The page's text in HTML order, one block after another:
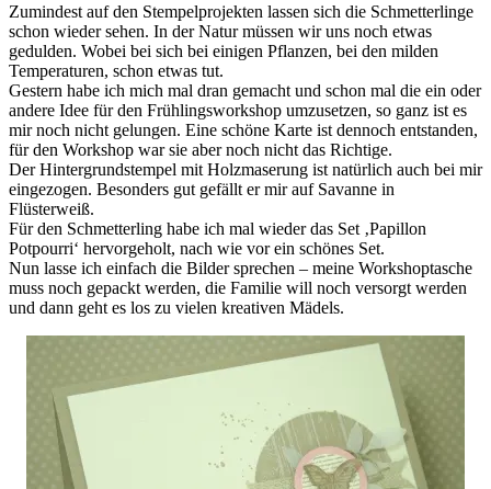
Zumindest auf den Stempelprojekten lassen sich die Schmetterlinge
schon wieder sehen. In der Natur müssen wir uns noch etwas
gedulden. Wobei bei sich bei einigen Pflanzen, bei den milden
Temperaturen, schon etwas tut.
Gestern habe ich mich mal dran gemacht und schon mal die ein oder
andere Idee für den Frühlingsworkshop umzusetzen, so ganz ist es
mir noch nicht gelungen. Eine schöne Karte ist dennoch entstanden,
für den Workshop war sie aber noch nicht das Richtige.
Der Hintergrundstempel mit Holzmaserung ist natürlich auch bei mir
eingezogen. Besonders gut gefällt er mir auf Savanne in
Flüsterweiß.
Für den Schmetterling habe ich mal wieder das Set ‚Papillon
Potpourri‘ hervorgeholt, nach wie vor ein schönes Set.
Nun lasse ich einfach die Bilder sprechen – meine Workshoptasche
muss noch gepackt werden, die Familie will noch versorgt werden
und dann geht es los zu vielen kreativen Mädels.